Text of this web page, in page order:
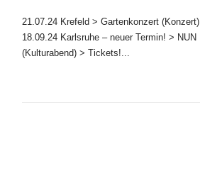
21.07.24 Krefeld > Gartenkonzert
18.09.24 Karlsruhe – neuer Termin! > NUN
(Kulturabend) > Tickets!...